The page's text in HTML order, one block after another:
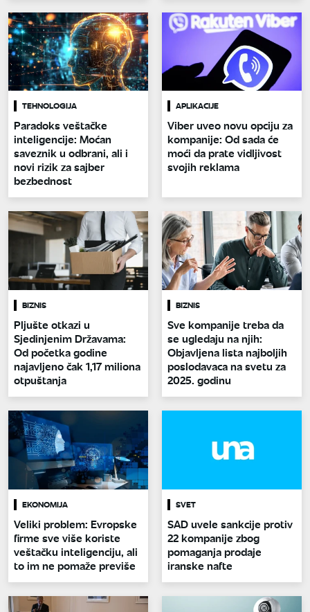
TEHNOLOGIJA
Paradoks veštačke
inteligencije: Moćan
saveznik u odbrani, ali i
novi rizik za sajber
bezbednost
APLIKACIJE
Viber uveo novu opciju za
kompanije: Od sada će
moći da prate vidljivost
svojih reklama
BIZNIS
Pljušte otkazi u
Sjedinjenim Državama:
Od početka godine
najavljeno čak 1,17 miliona
otpuštanja
BIZNIS
Sve kompanije treba da
se ugledaju na njih:
Objavljena lista najboljih
poslodavaca na svetu za
2025. godinu
EKONOMIJA
Veliki problem: Evropske
firme sve više koriste
veštačku inteligenciju, ali
to im ne pomaže previše
SVET
SAD uvele sankcije protiv
22 kompanije zbog
pomaganja prodaje
iranske nafte